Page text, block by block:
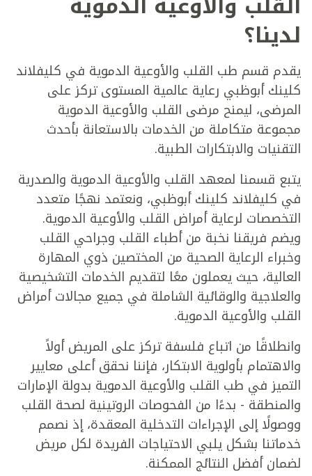
لدينا؟
يقدم قسم طب القلب والأوعية الدموية في كليفلاند
كلينك أبوظبي رعاية عالمية المستوى تركز على
المرضى، ليمنح مرضى القلب والأوعية الدموية
مجموعة متكاملة من الخدمات بالاستعانة بأحدث
التقنيات والابتكارات الطبية.
يتبع قسمنا لمعهد القلب والأوعية الدموية والصدرية
في كليفلاند كلينك أبوظبي، ونعتمد نهجًا متعدد
التخصصات لرعاية أمراض القلب والأوعية الدموية.
ويضم فريقنا نخبة من أطباء القلب وجراحي القلب
وخبراء الرعاية الصحية من المختصين ذوي المهارة
العالية، حيث يعملون معًا لتقديم الخدمات التشخيصية
والعلاجية والوقائية الشاملة في جميع مجالات أمراض
القلب والأوعية الدموية.
وانطلاقًا من اتباع فلسفة تركز على المريض أولاً
والاهتمام بأولوية الابتكار، فإننا نحقق أعلى معايير
التميز في طب القلب والأوعية الدموية بدولة الإمارات
والمنطقة - بدءًا من الفحوصات الروتينية لصحة القلب
ووصولًا إلى الإجراءات التدخلية المعقدة، إذ نصمم
خدماتنا بشكل يلبي الاحتياجات الفريدة لكل مريض
لضمان أفضل النتائج الممكنة.